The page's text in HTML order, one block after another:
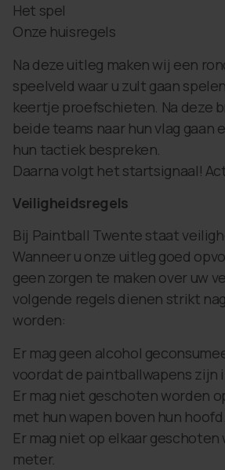
Het spel
Onze huisregels
Na deze uitleg maken wij een
speelveld waar u zult gaan
keertje proefschieten. Na deze
beide teams naar hun vlag gaan
hun tactiek bespreken.
Daarna volgt het startsignaal!
Veiligheidsregels
Bij Paintball Twente staat
Wanneer u onze uitleg goed
geen zorgen te maken over uw
volgende regels dienen strikt
worden:
Er mag geen alcohol
voordat de paintballwapens zijn
Er mag niet geschoten worden
met hun wapen boven hun hoofd.
Er mag niet op elkaar
meter.